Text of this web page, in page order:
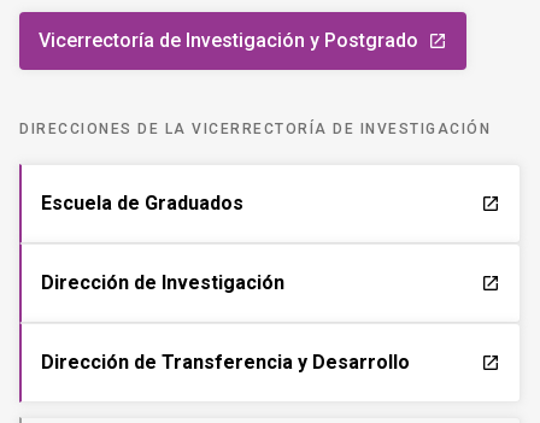
Vicerrectoría de Investigación y Postgrado launch
DIRECCIONES DE LA VICERRECTORÍA DE INVESTIGACIÓN
Escuela de Graduados launch
Dirección de Investigación launch
Dirección de Transferencia y Desarrollo launch